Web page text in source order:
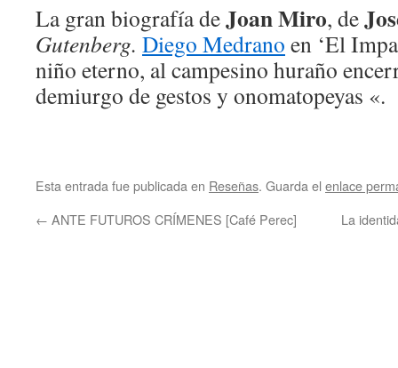
La gran biografía deJoan Miro, de
Gutenberg. Diego Medrano en ‘El
niño eterno, al campesino huraño
demiurgo de gestos y onomatopeyas «.
Esta entrada fue publicada en Reseñas. Guarda el enlace
← ANTE FUTUROS CRÍMENES [Café Perec] La